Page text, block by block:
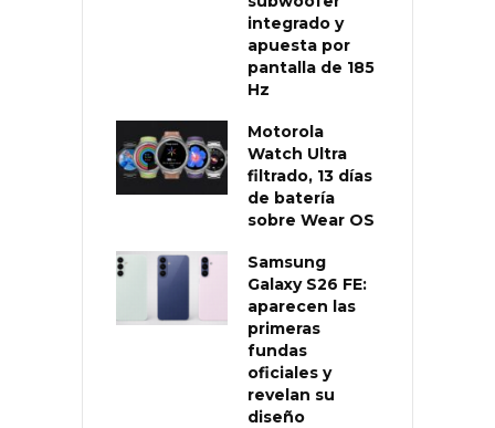
integrado y
apuesta por
pantalla de 185
Hz
Motorola
Watch Ultra
filtrado, 13 días
de batería
sobre Wear OS
Samsung
Galaxy S26 FE:
aparecen las
primeras
fundas
oficiales y
revelan su
diseño